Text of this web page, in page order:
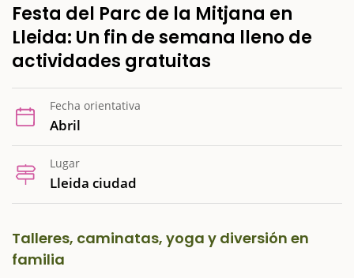
Festa del Parc de la Mitjana en
Lleida: Un fin de semana lleno de
actividades gratuitas
Fecha orientativa
Abril
Lugar
Lleida ciudad
Talleres, caminatas, yoga y diversión en
familia